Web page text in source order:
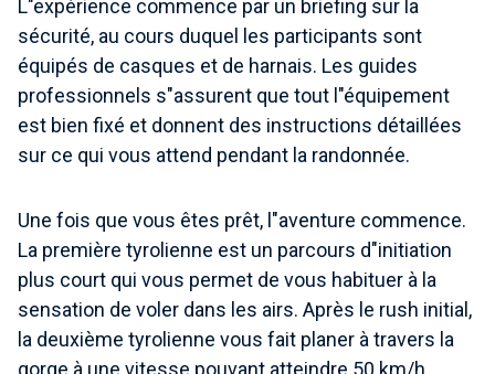
L"expérience commence par un briefing sur la
sécurité, au cours duquel les participants sont
équipés de casques et de harnais. Les guides
professionnels s"assurent que tout l"équipement
est bien fixé et donnent des instructions détaillées
sur ce qui vous attend pendant la randonnée.
Une fois que vous êtes prêt, l"aventure commence.
La première tyrolienne est un parcours d"initiation
plus court qui vous permet de vous habituer à la
sensation de voler dans les airs. Après le rush initial,
la deuxième tyrolienne vous fait planer à travers la